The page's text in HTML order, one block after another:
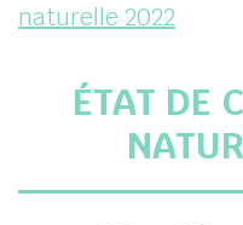
( CULTURE ET
naturelle 2022
ÉTAT DE